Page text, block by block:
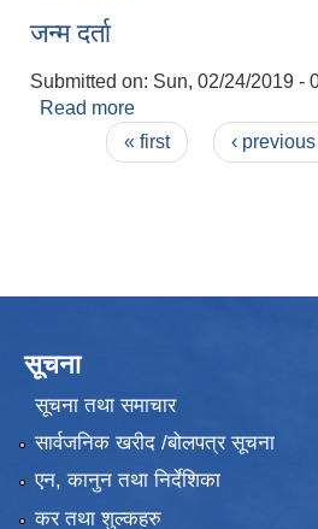
जन्म दर्ता
Submitted on: Sun, 02/24/2019 -
Read more
Pages« first ‹ previous
सूचना
सूचना तथा समाचार
सार्वजनिक खरीद /बोलपत्र सूचना
एन, कानुन तथा निर्देशिका
कर तथा शुल्कहरु